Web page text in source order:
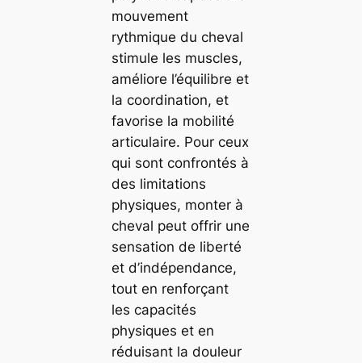
mouvement
rythmique du cheval
stimule les muscles,
améliore l’équilibre et
la coordination, et
favorise la mobilité
articulaire. Pour ceux
qui sont confrontés à
des limitations
physiques, monter à
cheval peut offrir une
sensation de liberté
et d’indépendance,
tout en renforçant
les capacités
physiques et en
réduisant la douleur